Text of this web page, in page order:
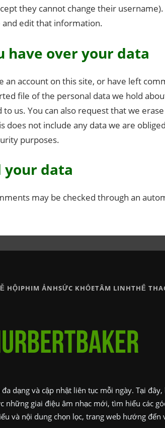
they cannot change their
and edit that information.
have over your data
an account on this site, or have left
file of the personal data we hold
us. You can also request that we
does not include any data we are
purposes.
your data
may be checked through an
HỘIPHIM ẢNHSỨC KHỎETÂM LINHTHỂ
dạng và cập nhật liên tục mỗi ngày. Tại
giai điệu âm nhạc mới, tìm hiểu các
và nội dung chọn lọc, trang web hướng